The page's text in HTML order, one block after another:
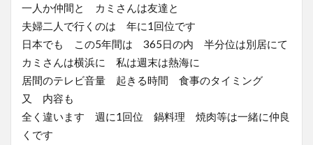
一人か仲間と カミさんは友達と
夫婦二人で行くのは 年に1回位です
日本でも この5年間は 365日の内 半分位は別居にて
カミさんは横浜に 私は週末は熱海に
居間のテレビ音量 起きる時間 食事のタイミング
又 内容も
全く違います 週に1回位 鍋料理 焼肉等は一緒に仲良
くです